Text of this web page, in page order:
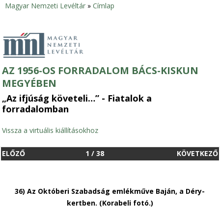
Jelenlegi
hely
Magyar Nemzeti Levéltár » Címlap
AZ 1956-OS FORRADALOM BÁCS-KISKUN
MEGYÉBEN
„Az ifjúság követeli…” - Fiatalok a
forradalomban
Vissza a virtuális kiállításokhoz
ELŐZŐ KÖVETKEZŐ
1 / 38
36) Az Októberi Szabadság emlékműve Baján, a Déry-
kertben. (Korabeli fotó.)